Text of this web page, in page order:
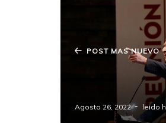
POST MAS NUEVO
Los Juegos La
tabasqueña que
Agosto 26, 2022 leido